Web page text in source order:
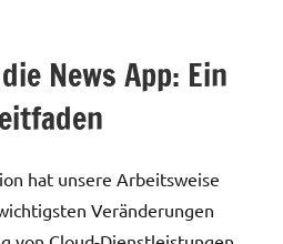
News App: Ein
hat unsere Arbeitsweise
Veränderungen